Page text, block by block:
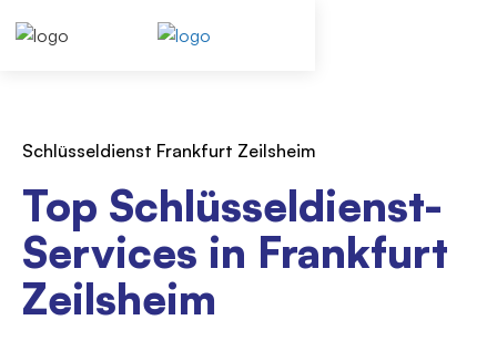
Schlüsseldienst Frankfurt Zeilsheim
Top Schlüsseldienst-
Services in Frankfurt
Zeilsheim